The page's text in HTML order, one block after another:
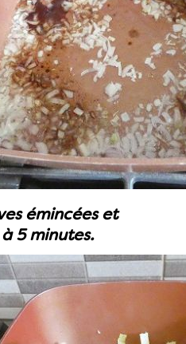
émincées et
5 minutes.